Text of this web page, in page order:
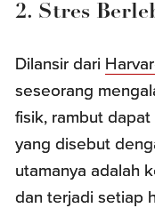
2. Stres
Dilansir dari
seseorang
fisik, rambut
yang disebut
utamanya adalah
dan terjadi setiap